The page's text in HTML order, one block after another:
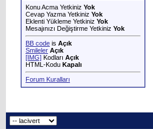
Konu Acma Yetkiniz Yok
Cevap Yazma Yetkiniz Yok
Eklenti Yükleme Yetkiniz Yok
Mesajınızı Değiştirme Yetkiniz Yok
BB code is Açık
Smileler Açık
[IMG] Kodları Açık
HTML-Kodu Kapalı
Forum Kuralları